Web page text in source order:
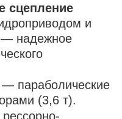
сцепление
и
— надежное
параболические
(3,6 т).